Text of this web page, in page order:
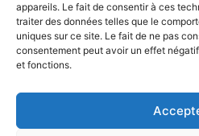
appareils. Le fait de consentir à ces
traiter des données telles que le
uniques sur ce site. Le fait de ne pas
consentement peut avoir un effet
et fonctions.
© Gouvernement du
Plan du
Accès à